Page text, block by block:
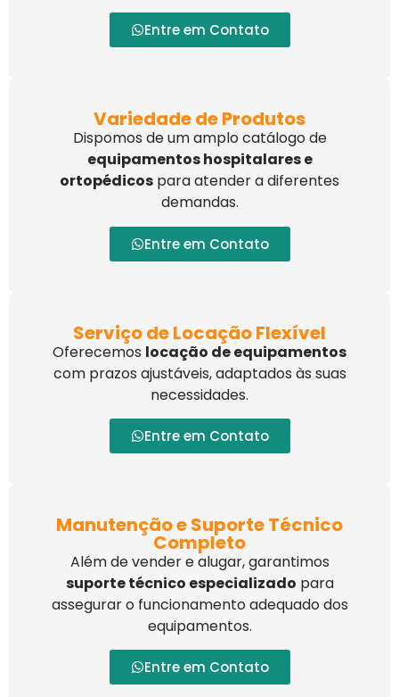
Entre em Contato
Variedade de Produtos
Dispomos de um amplo catálogo de
equipamentos hospitalares e
ortopédicos para atender a diferentes
demandas.
Entre em Contato
Serviço de Locação Flexível
Oferecemos locação de equipamentos
com prazos ajustáveis, adaptados às suas
necessidades.
Entre em Contato
Manutenção e Suporte Técnico
Completo
Além de vender e alugar, garantimos
suporte técnico especializado para
assegurar o funcionamento adequado dos
equipamentos.
Entre em Contato